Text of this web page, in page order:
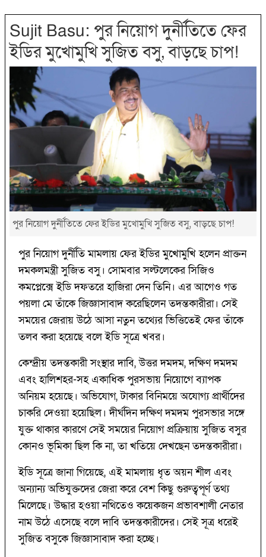
Sujit Basu: পুর নিয়োগ দুর্নীতিতে ফের
ইডির মুখোমুখি সুজিত বসু, বাড়ছে চাপ!
পুর নিয়োগ দুর্নীতিতে ফের ইডির মুখোমুখি সুজিত বসু, বাড়ছে চাপ!
পুর নিয়োগ দুর্নীতি মামলায় ফের ইডির মুখোমুখি হলেন প্রাক্তন
দমকলমন্ত্রী সুজিত বসু। সোমবার সল্টলেকের সিজিও
কমপ্লেক্সে ইডি দফতরে হাজিরা দেন তিনি। এর আগেও গত
পয়লা মে তাঁকে জিজ্ঞাসাবাদ করেছিলেন তদন্তকারীরা। সেই
সময়ের জেরায় উঠে আসা নতুন তথ্যের ভিত্তিতেই ফের তাঁকে
তলব করা হয়েছে বলে ইডি সূত্রে খবর।
কেন্দ্রীয় তদন্তকারী সংস্থার দাবি, উত্তর দমদম, দক্ষিণ দমদম
এবং হালিশহর-সহ একাধিক পুরসভায় নিয়োগে ব্যাপক
অনিয়ম হয়েছে। অভিযোগ, টাকার বিনিময়ে অযোগ্য প্রার্থীদের
চাকরি দেওয়া হয়েছিল। দীর্ঘদিন দক্ষিণ দমদম পুরসভার সঙ্গে
যুক্ত থাকার কারণে সেই সময়ের নিয়োগ প্রক্রিয়ায় সুজিত বসুর
কোনও ভূমিকা ছিল কি না, তা খতিয়ে দেখছেন তদন্তকারীরা।
ইডি সূত্রে জানা গিয়েছে, এই মামলায় ধৃত অয়ন শীল এবং
অন্যান্য অভিযুক্তদের জেরা করে বেশ কিছু গুরুত্বপূর্ণ তথ্য
মিলেছে। উদ্ধার হওয়া নথিতেও কয়েকজন প্রভাবশালী নেতার
নাম উঠে এসেছে বলে দাবি তদন্তকারীদের। সেই সূত্র ধরেই
সুজিত বসুকে জিজ্ঞাসাবাদ করা হচ্ছে।